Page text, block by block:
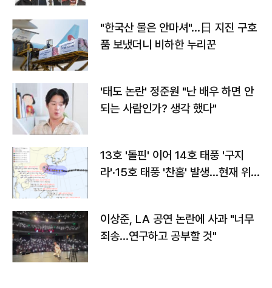
"한국산 물은 안마셔"…日 지진 구호
품 보냈더니 비하한 누리꾼
'태도 논란' 정준원 "난 배우 하면 안
되는 사람인가? 생각 했다"
13호 '돌핀' 이어 14호 태풍 '구지
라'·15호 태풍 '찬홈' 발생…현재 위
이상준, LA 공연 논란에 사과 "너무
죄송…연구하고 공부할 것"